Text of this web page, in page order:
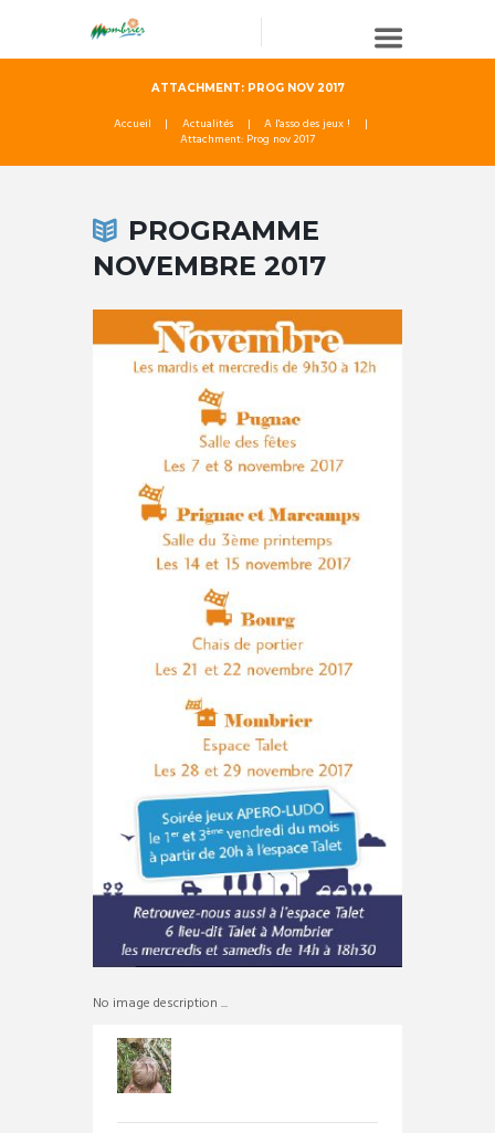
ATTACHMENT: PROG NOV 2017
Accueil Actualités
A l'asso des jeux !
Attachment: Prog nov 2017
PROGRAMME
NOVEMBRE 2017
No image description ...